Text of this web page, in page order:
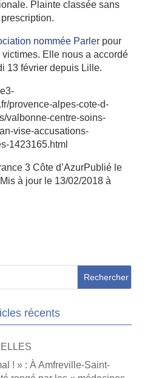
Plainte classée sans
nommée Parlerpour
victimes. Elle nous a accordé
13 février depuis Lille.
provence-alpes-cote-d-
valbonne-centre-soins-
vise-accusations-
1423165.html
3 Côte d’AzurPublié le
à jour le 13/02/2018 à
récents
! » : À Amfreville-Saint-